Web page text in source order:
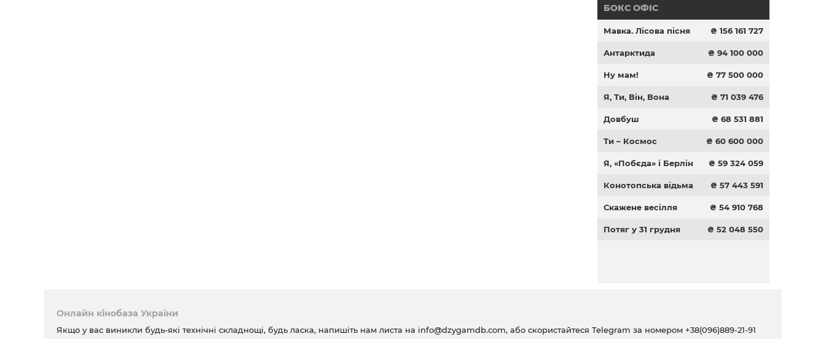
БОКС ОФІС
Мавка. Лісова пісня ₴ 156 161 727
Антарктида ₴ 94 100 000
Ну мам! ₴ 77 500 000
Я, Ти, Він, Вона ₴ 71 039 476
Довбуш ₴ 68 531 881
Ти – Космос ₴ 60 600 000
Я, «Побєда» і Берлін ₴ 59 324 059
Конотопська відьма ₴ 57 443 591
Скажене весілля ₴ 54 910 768
Потяг у 31 грудня ₴ 52 048 550
Онлайн кінобаза України
Якщо у вас виникли будь-які технічні складнощі, будь ласка, напишіть нам листа на info@dzygamdb.com, або скористайтеся Telegram за номером +38(096)889-21-91